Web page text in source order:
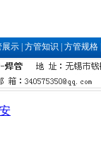
展示| 方管知识 方管规格